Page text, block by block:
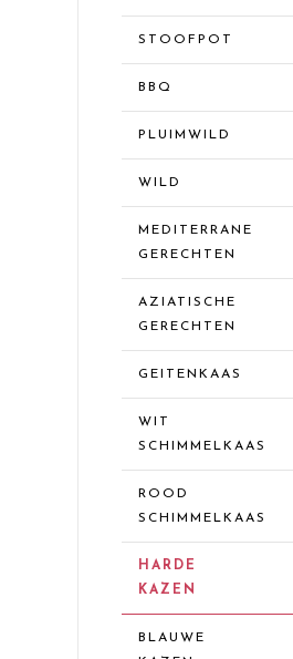
STOOFPOT
BBQ
PLUIMWILD
WILD
MEDITERRANE
GERECHTEN
AZIATISCHE
GERECHTEN
GEITENKAAS
WIT
SCHIMMELKAAS
ROOD
SCHIMMELKAAS
HARDE
KAZEN
BLAUWE